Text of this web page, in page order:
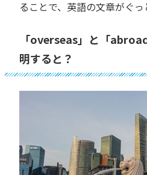
ることで、英語の文章がぐっ
「overseas」と「
明すると？